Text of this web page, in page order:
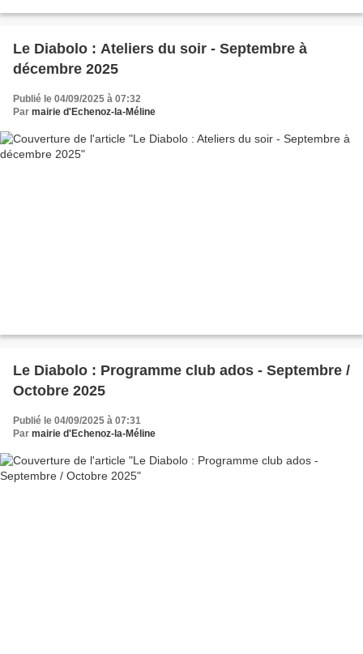
Le Diabolo : Ateliers du soir - Septembre à
décembre 2025
Publié le 04/09/2025 à 07:32
Par mairie d'Echenoz-la-Méline
Le Diabolo : Programme club ados - Septembre /
Octobre 2025
Publié le 04/09/2025 à 07:31
Par mairie d'Echenoz-la-Méline